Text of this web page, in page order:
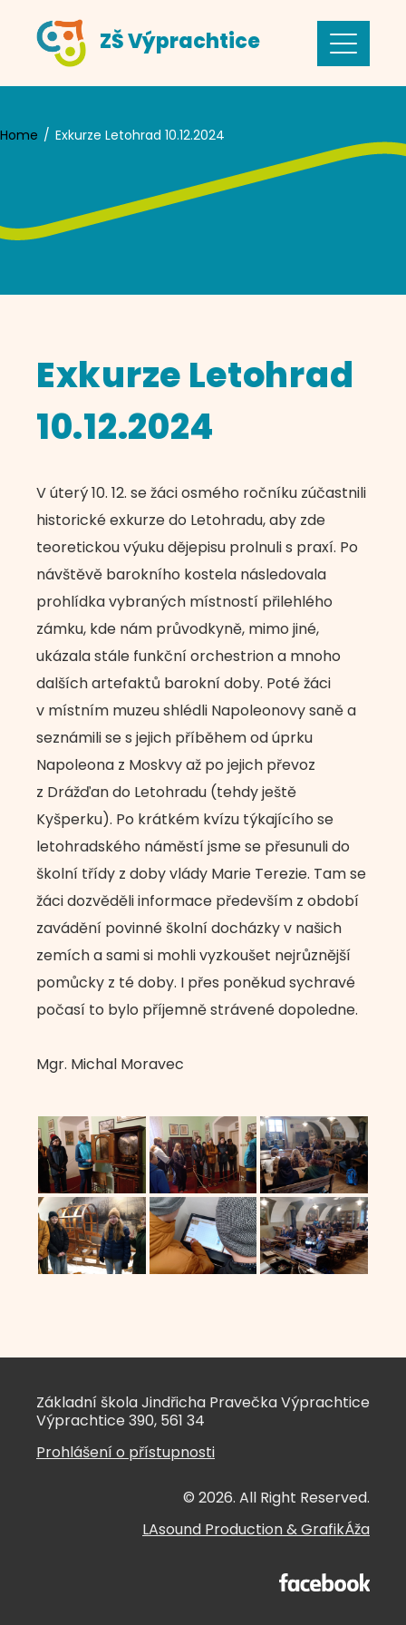
content
ZŠ Výprachtice
Home Exkurze Letohrad 10.12.2024
Exkurze Letohrad
10.12.2024
V úterý 10. 12. se žáci osmého ročníku zúčastnili
historické exkurze do Letohradu, aby zde
teoretickou výuku dějepisu prolnuli s praxí. Po
návštěvě barokního kostela následovala
prohlídka vybraných místností přilehlého
zámku, kde nám průvodkyně, mimo jiné,
ukázala stále funkční orchestrion a mnoho
dalších artefaktů barokní doby. Poté žáci
v místním muzeu shlédli Napoleonovy saně a
seznámili se s jejich příběhem od úprku
Napoleona z Moskvy až po jejich převoz
z Drážďan do Letohradu (tehdy ještě
Kyšperku). Po krátkém kvízu týkajícího se
letohradského náměstí jsme se přesunuli do
školní třídy z doby vlády Marie Terezie. Tam se
žáci dozvěděli informace především z období
zavádění povinné školní docházky v našich
zemích a sami si mohli vyzkoušet nejrůznější
pomůcky z té doby. I přes poněkud sychravé
počasí to bylo příjemně strávené dopoledne.
Mgr. Michal Moravec
Základní škola Jindřicha Pravečka Výprachtice
Výprachtice 390, 561 34
Prohlášení o přístupnosti
© 2026. All Right Reserved.
LAsound Production&GrafikÁža